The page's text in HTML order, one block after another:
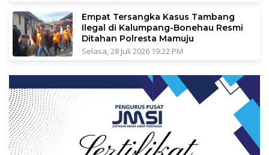
Empat Tersangka Kasus Tambang
Ilegal di Kalumpang-Bonehau Resmi
Ditahan Polresta Mamuju
Selasa, 28 Juli 2026 19:22 PM